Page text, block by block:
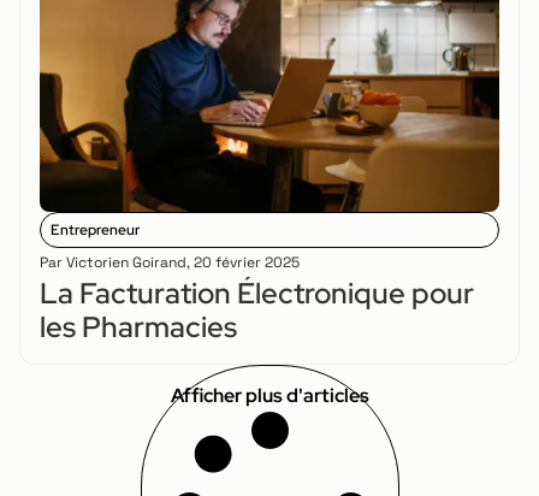
Entrepreneur
Par Victorien Goirand,20 février 2025
La Facturation Électronique pour
les Pharmacies
Afficher plus d'articles